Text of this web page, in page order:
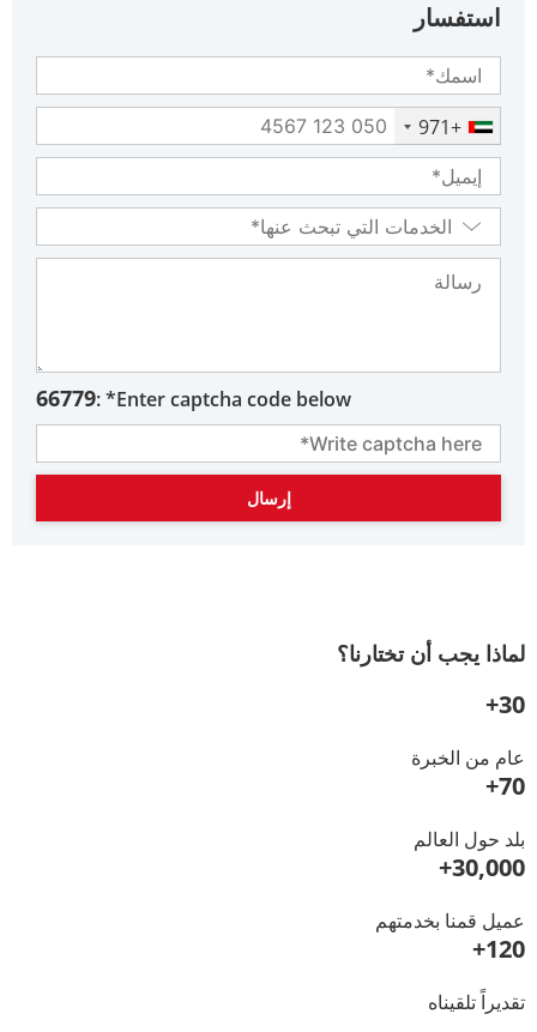
استفسار
+971
Enter captcha code below* :
66779
لماذا يجب أن تختارنا؟
30+
عام من الخبرة
70+
بلد حول العالم
30,000+
عميل قمنا بخدمتهم
120+
تقديراً تلقيناه